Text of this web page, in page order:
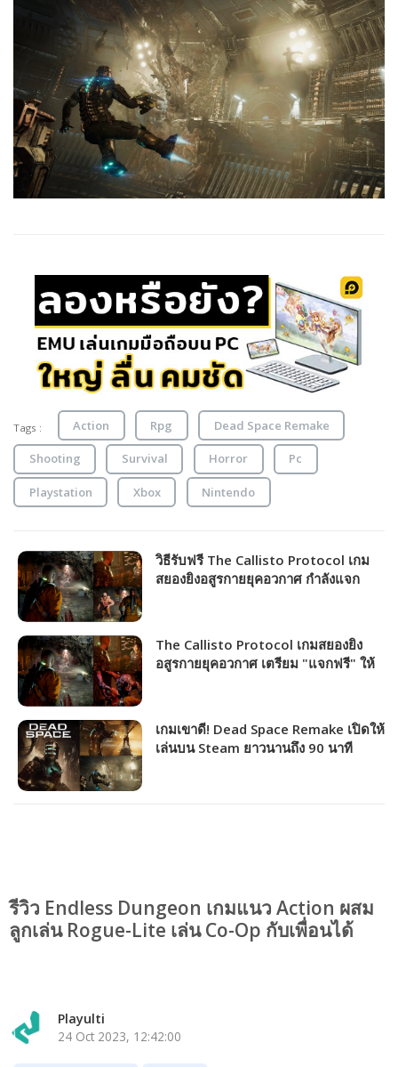
Tags : Action Rpg Dead Space Remake
Shooting Survival Horror Pc
Playstation Xbox Nintendo
วิธีรับฟรี The Callisto Protocol เกม
สยองยิงอสูรกายยุคอวกาศ กำลังแจก
The Callisto Protocol เกมสยองยิง
อสูรกายยุคอวกาศ เตรียม "แจกฟรี" ให้
เกมเขาดี! Dead Space Remake เปิดให้
เล่นบน Steam ยาวนานถึง 90 นาที
รีวิว Endless Dungeon เกมแนว Action ผสม
ลูกเล่น Rogue-Lite เล่น Co-Op กับเพื่อนได้
Playulti
24 Oct 2023, 12:42:00